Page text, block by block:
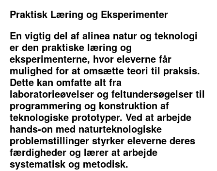
Praktisk Læring og Eksperimenter
En vigtig del af alinea natur og teknologi
er den praktiske læring og
eksperimenterne, hvor eleverne får
mulighed for at omsætte teori til praksis.
Dette kan omfatte alt fra
laboratorieøvelser og feltundersøgelser til
programmering og konstruktion af
teknologiske prototyper. Ved at arbejde
hands-on med naturteknologiske
problemstillinger styrker eleverne deres
færdigheder og lærer at arbejde
systematisk og metodisk.